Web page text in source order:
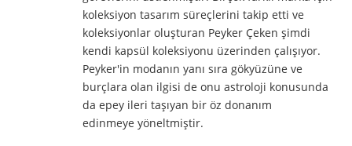
koleksiyon tasarım süreçlerini takip etti ve
koleksiyonlar oluşturan Peyker Çeken şimdi
kendi kapsül koleksiyonu üzerinden çalışıyor.
Peyker'in modanın yanı sıra gökyüzüne ve
burçlara olan ilgisi de onu astroloji konusunda
da epey ileri taşıyan bir öz donanım
edinmeye yöneltmiştir.